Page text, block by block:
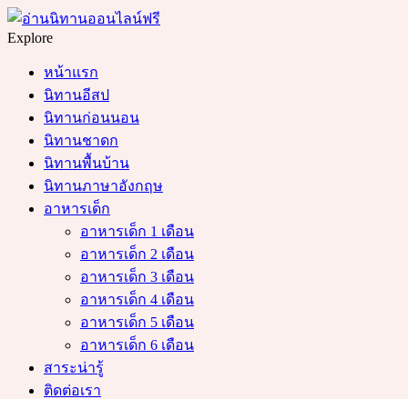
Menu
Search
Explore
หน้าแรก
นิทานอีสป
นิทานก่อนนอน
นิทานชาดก
นิทานพื้นบ้าน
นิทานภาษาอังกฤษ
อาหารเด็ก
อาหารเด็ก 1 เดือน
อาหารเด็ก 2 เดือน
อาหารเด็ก 3 เดือน
อาหารเด็ก 4 เดือน
อาหารเด็ก 5 เดือน
อาหารเด็ก 6 เดือน
สาระน่ารู้
ติดต่อเรา